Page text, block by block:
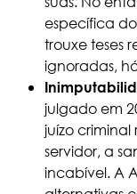
específica
trouxe teses
ignoradas,
julgado em
juízo
servidor, a
incabível. A